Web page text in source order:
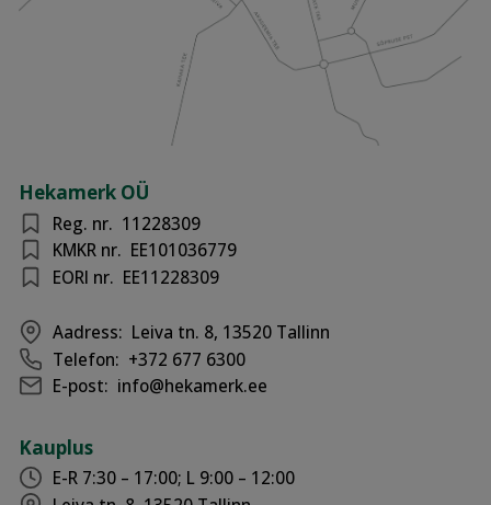
Hekamerk OÜ
Reg. nr. 11228309
KMKR nr. EE101036779
EORI nr. EE11228309
Aadress: Leiva tn. 8, 13520 Tallinn
Telefon: +372 677 6300
E-post: info@hekamerk.ee
Kauplus
E-R 7:30 – 17:00; L 9:00 – 12:00